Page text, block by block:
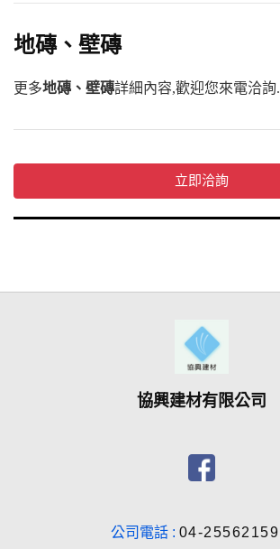
地磚、壁磚
更多地磚、壁磚詳細內容,歡迎您來電洽詢.
協興建材有限公司
公司電話 : 04-25562159